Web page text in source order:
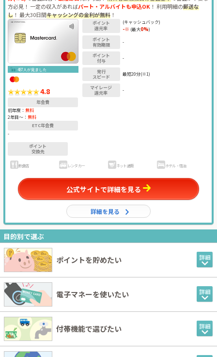
方必見！ 一定の収入があればパート・アルバイトも申込OK ！ 利用明細の郵送な
し ！ 最大30日間キャッシングの金利が無料 ！
487人が見ました
4.8
年会費
初年度： 無料
2年目〜： 無料
ETC年会費
-
ポイント
還元率
(キャッシュバック)
-※ (最大0%)
ポイント
有効期限
-
ポイント
付与
-
発行
スピード
最短20分(※1)
マイレージ
還元率
-
ポイント
交換先
飲食店 レンタカー ネット通販 ホテル・宿泊
公式サイトで詳細を見る
詳細を見る
目的別で選ぶ
ポイントを貯めたい
電子マネーを使いたい
付帯機能で選びたい